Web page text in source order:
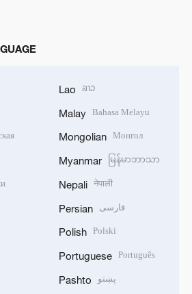
Lao ລາວ
Malay Bahasa Melayu
Mongolian Монгол
Myanmar မြန်မာဘာသာ
Nepali नेपाली
Persian فارسی
Polish Polski
Portuguese Português
Pashto پښتو